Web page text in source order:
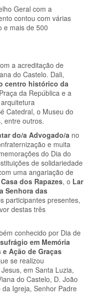
Geral com a
contou com várias
e mais de 500
a acreditação de
do Castelo. Dali,
centro histórico da
da República e a
Catedral, o Museu do
entre outros.
do/a Advogado/a no
e muita
do Dia do
de solidariedade
uma angariação de
Casa dos Rapazes, o Lar
Senhora das
participantes presentes,
destas três
conhecido por Dia de
em Memória
Ação de Graças
se realizou
em Santa Luzia,
do Castelo, D. João
Igreja, Senhor Padre